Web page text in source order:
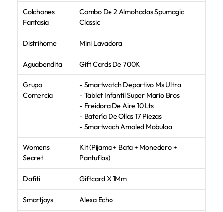
Colchones
Fantasia
Combo De 2 Almohadas Spumagic
Classic
Distrihome Mini Lavadora
Aguabendita Gift Cards De 700K
Grupo
Comercia
- Smartwatch Deportivo Ms Ultra
- Tablet Infantil Super Mario Bros
- Freidora De Aire 10 Lts
- Batería De Ollas 17 Piezas
- Smartwach Amoled Mobulaa
Womens
Secret
Kit (Pijama + Bata + Monedero +
Pantuflas)
Dafiti Giftcard X 1Mm
Smartjoys Alexa Echo